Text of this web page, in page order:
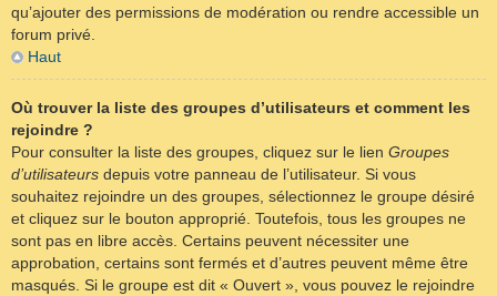
qu’ajouter des permissions de modération ou rendre accessible un
forum privé.
Haut
Où trouver la liste des groupes d’utilisateurs et comment les
rejoindre ?
Pour consulter la liste des groupes, cliquez sur le lien Groupes
d’utilisateurs depuis votre panneau de l’utilisateur. Si vous
souhaitez rejoindre un des groupes, sélectionnez le groupe désiré
et cliquez sur le bouton approprié. Toutefois, tous les groupes ne
sont pas en libre accès. Certains peuvent nécessiter une
approbation, certains sont fermés et d’autres peuvent même être
masqués. Si le groupe est dit « Ouvert », vous pouvez le rejoindre